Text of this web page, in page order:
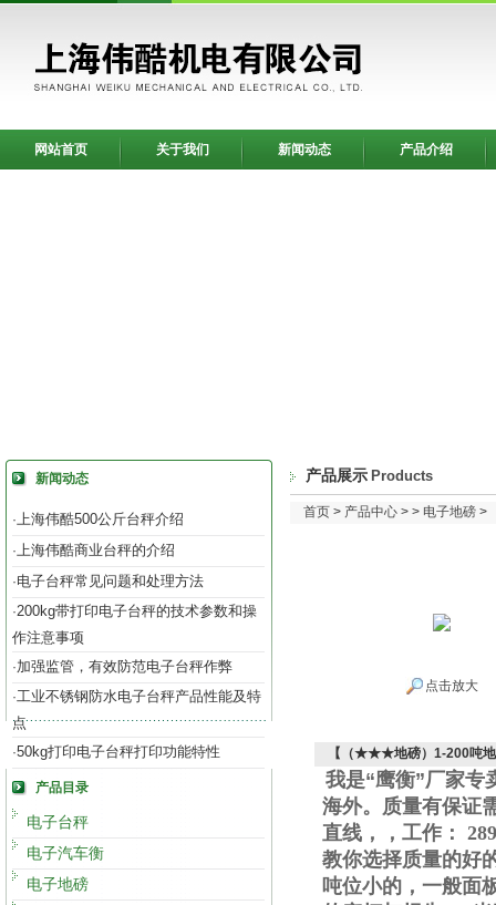
网站首页 关于我们 新闻动态 产品介绍
新闻动态
·上海伟酷500公斤台秤介绍
·上海伟酷商业台秤的介绍
·电子台秤常见问题和处理方法
·200kg带打印电子台秤的技术参数和操
作注意事项
·加强监管，有效防范电子台秤作弊
·工业不锈钢防水电子台秤产品性能及特
点
·50kg打印电子台秤打印功能特性
产品目录
电子台秤
电子汽车衡
电子地磅
产品展示 Products
首页 > 产品中心 > > 电子地磅 >
点击放大
【（★★★地磅）1-200吨
我是“鹰衡”厂家专
海外。质量有保证
直线 ， ，工作 ：
教你选择质量的好
吨位小的，一般面